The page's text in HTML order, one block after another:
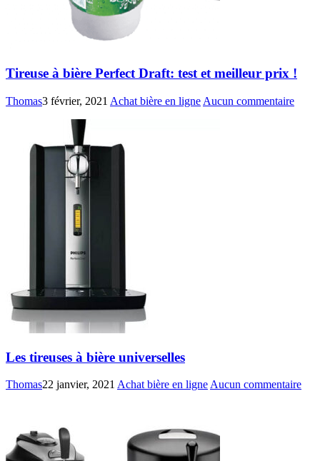
Tireuse à bière Perfect Draft: test et meilleur prix !
Thomas3 février, 2021 Achat bière en ligne Aucun commentaire
Les tireuses à bière universelles
Thomas22 janvier, 2021 Achat bière en ligne Aucun commentaire